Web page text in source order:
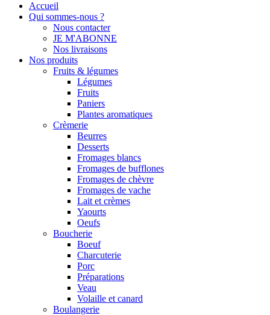
Accueil
Qui sommes-nous ?
Nous contacter
JE M'ABONNE
Nos livraisons
Nos produits
Fruits & légumes
Légumes
Fruits
Paniers
Plantes aromatiques
Crèmerie
Beurres
Desserts
Fromages blancs
Fromages de bufflones
Fromages de chèvre
Fromages de vache
Lait et crèmes
Yaourts
Oeufs
Boucherie
Boeuf
Charcuterie
Porc
Préparations
Veau
Volaille et canard
Boulangerie